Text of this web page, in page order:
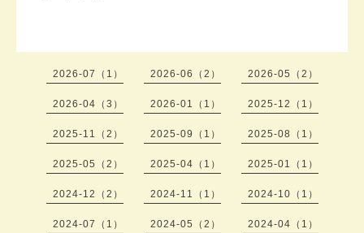
2026-07（1） 2026-06（2） 2026-05（2）
2026-04（3） 2026-01（1） 2025-12（1）
2025-11（2） 2025-09（1） 2025-08（1）
2025-05（2） 2025-04（1） 2025-01（1）
2024-12（2） 2024-11（1） 2024-10（1）
2024-07（1） 2024-05（2） 2024-04（1）